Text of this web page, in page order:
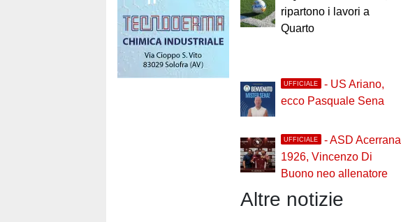
ripartono i lavori a
Quarto
UFFICIALE
- US Ariano,
ecco Pasquale Sena
UFFICIALE
- ASD Acerrana
1926, Vincenzo Di
Buono neo allenatore
Altre notizie